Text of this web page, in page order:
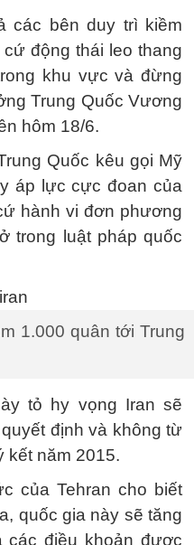
các bên duy trì kiềm
động thái leo thang
khu vực và đừng
Trung Quốc Vương
hôm 18/6.
Quốc kêu gọi Mỹ
áp lực cực đoan của
hành vi đơn phương
trong luật pháp quốc
1.000 quân tới Trung
tỏ hy vọng Iran sẽ
định và không từ
kết năm 2015.
của Tehran cho biết
quốc gia này sẽ tăng
các điều khoản được